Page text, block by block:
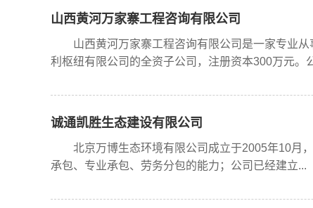
山西黄河万家寨工程咨询有限公司
山西黄河万家寨工程咨询有限公司是一家专业从
利枢纽有限公司的全资子公司，注册资本300万元。
诚通凯胜生态建设有限公司
北京万博生态环境有限公司成立于2005年10月，
承包、专业承包、劳务分包的能力；公司已经建立...